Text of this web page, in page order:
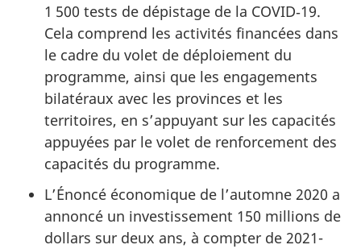
1 500 tests de dépistage de la COVID‑19.
Cela comprend les activités financées dans
le cadre du volet de déploiement du
programme, ainsi que les engagements
bilatéraux avec les provinces et les
territoires, en s’appuyant sur les capacités
appuyées par le volet de renforcement des
capacités du programme.
L’Énoncé économique de l’automne 2020 a
annoncé un investissement 150 millions de
dollars sur deux ans, à compter de 2021-